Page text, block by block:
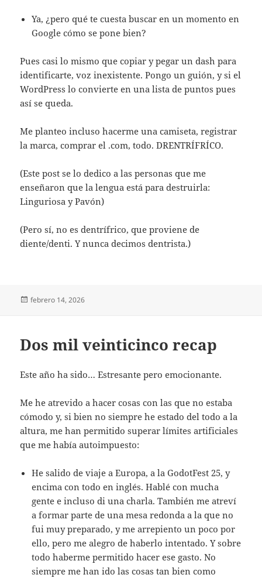
Ya, ¿pero qué te cuesta buscar en un momento en
Google cómo se pone bien?
Pues casi lo mismo que copiar y pegar un dash para
identificarte, voz inexistente. Pongo un guión, y si el
WordPress lo convierte en una lista de puntos pues
así se queda.
Me planteo incluso hacerme una camiseta, registrar
la marca, comprar el .com, todo. DRENTRÍFRÍCO.
(Este post se lo dedico a las personas que me
enseñaron que la lengua está para destruirla:
Linguriosa y Pavón)
(Pero sí, no es dentrífrico, que proviene de
diente/denti. Y nunca decimos dentrista.)
Publicado
febrero 14, 2026
Dos mil veinticinco recap
Este año ha sido… Estresante pero emocionante.
Me he atrevido a hacer cosas con las que no estaba
cómodo y, si bien no siempre he estado del todo a la
altura, me han permitido superar límites artificiales
que me había autoimpuesto:
He salido de viaje a Europa, a la GodotFest 25, y
encima con todo en inglés. Hablé con mucha
gente e incluso di una charla. También me atreví
a formar parte de una mesa redonda a la que no
fui muy preparado, y me arrepiento un poco por
ello, pero me alegro de haberlo intentado. Y sobre
todo haberme permitido hacer ese gasto. No
siempre me han ido las cosas tan bien como